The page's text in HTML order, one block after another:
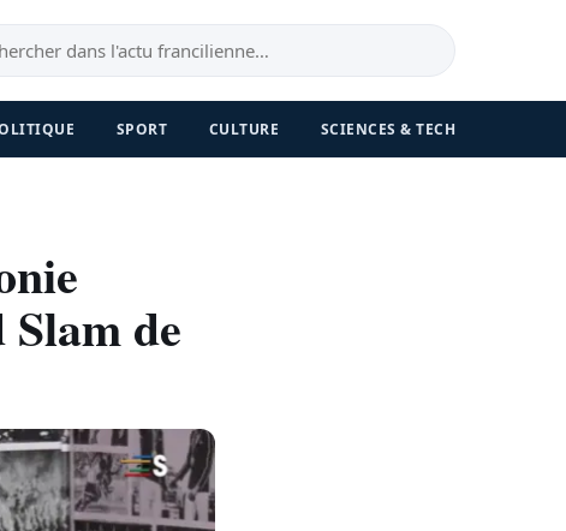
SPORT CULTURE SCIENCES & TECH
de